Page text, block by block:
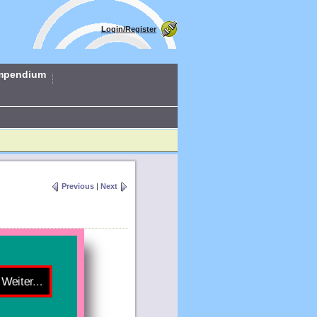
Login/Register
Previous Next